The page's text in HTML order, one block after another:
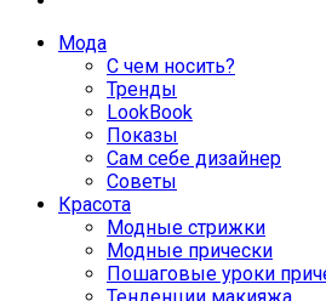
Мода
С чем носить?
Тренды
LookBook
Показы
Сам себе дизайнер
Советы
Красота
Модные стрижки
Модные прически
Пошаговые уроки